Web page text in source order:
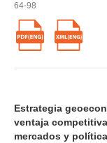
64-98
Estrategia
ventaja
mercados y